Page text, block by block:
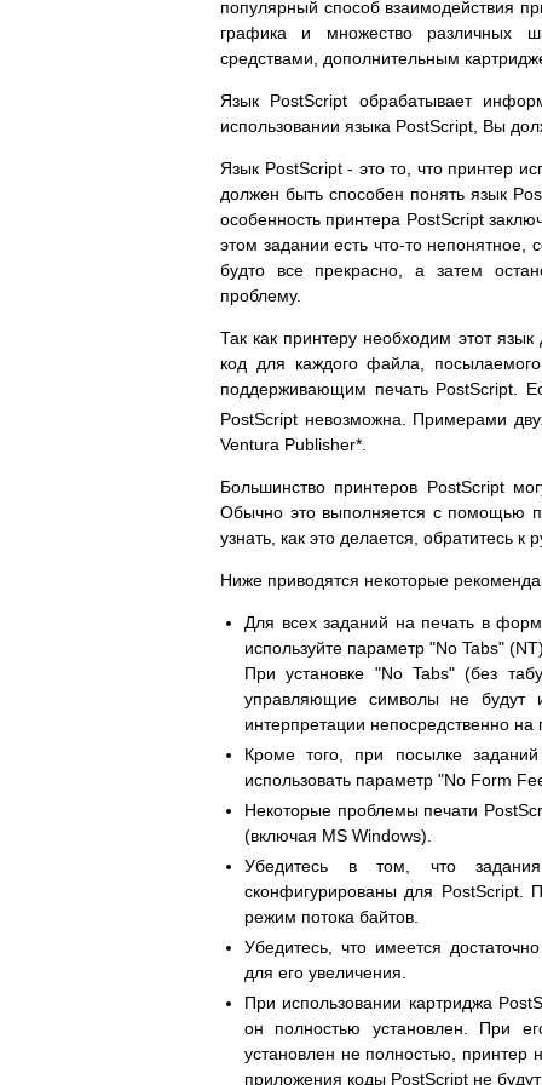
популярный способ взаимодействия
графика и множество различных
средствами, дополнительным
Язык PostScript обрабатывает
использовании языка PostScript, Вы
Язык PostScript - это то, что принтер
должен быть способен понять язык
особенность принтера PostScript
этом задании есть что-то непонятное,
будто все прекрасно, а затем
проблему.
Так как принтеру необходим этот
код для каждого файла,
поддерживающим печать PostScript.
PostScript невозможна. Примерами
Ventura Publisher*.
Большинство принтеров PostScript
Обычно это выполняется с помощью
узнать, как это делается, обратитесь
Ниже приводятся некоторые
Для всех заданий на печать в
используйте параметр "No Tabs"
При установке "No Tabs" (без
управляющие символы не будут
интерпретации непосредственно на
Кроме того, при посылке
использовать параметр "No Form
Некоторые проблемы печати
(включая MS Windows).
Убедитесь в том, что
сконфигурированы для PostScript.
режим потока байтов.
Убедитесь, что имеется
для его увеличения.
При использовании картриджа
он полностью установлен. При
установлен не полностью, принтер
приложения коды PostScript не